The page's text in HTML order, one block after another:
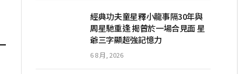
經典功夫童星釋小龍事隔30年與
周星馳重逢 揭曾於一場合見面 星
爺三字顯超強記憶力
6 8 月, 2026